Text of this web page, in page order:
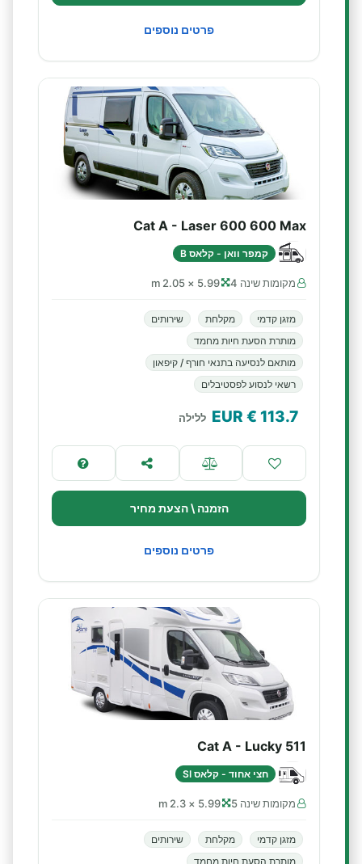
פרטים נוספים
Cat A - Laser 600 600 Max
קמפר וואן - קלאס B
מקומות שינה 4 5.99 × 2.05 m
מזגן קדמי מקלחת
שירותים
מותרת הסעת חיות מחמד
מותאם לנסיעה בתנאי חורף / קיפאון
רשאי לנסוע לפסטיבלים
113.7
€ EUR ללילה
הזמנה \ הצעת מחיר
פרטים נוספים
Cat A - Lucky 511
חצי אחוד - קלאס SI
מקומות שינה 5 5.99 × 2.3 m
מזגן קדמי מקלחת
שירותים
מותרת הסעת חיות מחמד